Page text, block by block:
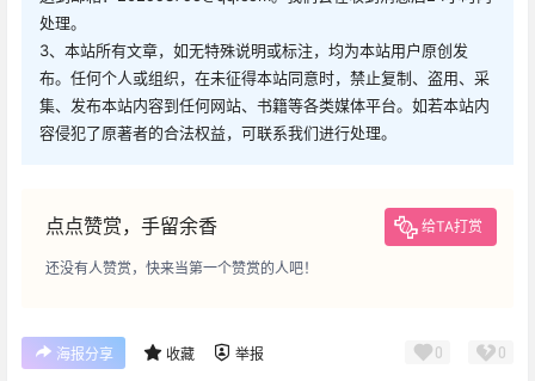
处理。
3、本站所有文章，如无特殊说明或标注，均为本站用户原创发
布。任何个人或组织，在未征得本站同意时，禁止复制、盗用、采
集、发布本站内容到任何网站、书籍等各类媒体平台。如若本站内
容侵犯了原著者的合法权益，可联系我们进行处理。
点点赞赏，手留余香 给TA打赏
还没有人赞赏，快来当第一个赞赏的人吧！
海报分享 收藏 举报 0 0